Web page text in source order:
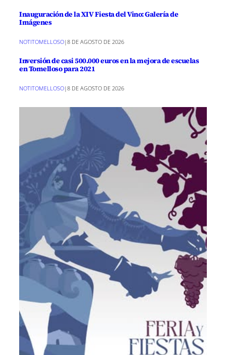
Inauguración de la XIV Fiesta del Vino: Galería de
Imágenes
NOTITOMELLOSO|8 DE AGOSTO DE 2026
Inversión de casi 500.000 euros en la mejora de escuelas
en Tomelloso para 2021
NOTITOMELLOSO|8 DE AGOSTO DE 2026